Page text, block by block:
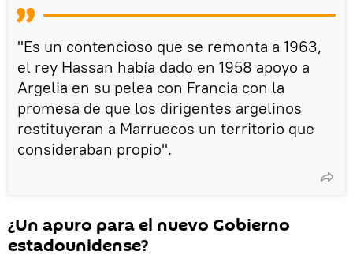
"Es un contencioso que se remonta a 1963,
el rey Hassan había dado en 1958 apoyo a
Argelia en su pelea con Francia con la
promesa de que los dirigentes argelinos
restituyeran a Marruecos un territorio que
consideraban propio".
¿Un apuro para el nuevo Gobierno
estadounidense?